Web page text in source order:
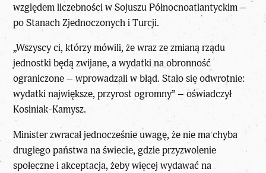
względem liczebności w Sojuszu Północnoatlantyckim –
po Stanach Zjednoczonych i Turcji.
„Wszyscy ci, którzy mówili, że wraz ze zmianą rządu
jednostki będą zwijane, a wydatki na obronność
ograniczone – wprowadzali w błąd. Stało się odwrotnie:
wydatki największe, przyrost ogromny” – oświadczył
Kosiniak-Kamysz.
Minister zwracał jednocześnie uwagę, że nie ma chyba
drugiego państwa na świecie, gdzie przyzwolenie
społeczne i akceptacja, żeby więcej wydawać na